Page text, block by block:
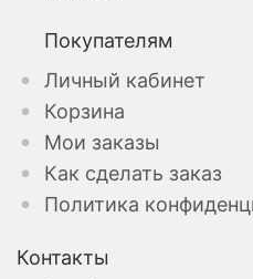
Покупателям
Личный кабинет
Корзина
Мои заказы
Как сделать заказ
Политика
Контакты